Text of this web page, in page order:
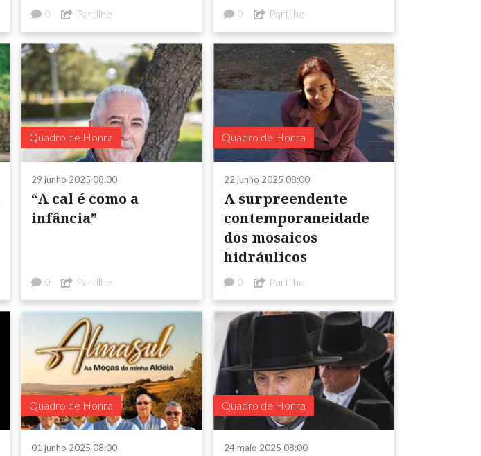
0 Partilhe 0 Partilhe
Quadro de Honra
29 junho 2025 08:00
“A cal é como a
infância”
0 Partilhe
Quadro de Honra
22 junho 2025 08:00
A surpreendente
contemporaneidade
dos mosaicos
hidráulicos
0 Partilhe
Quadro de Honra
01 junho 2025 08:00
Quadro de Honra
24 maio 2025 08:00